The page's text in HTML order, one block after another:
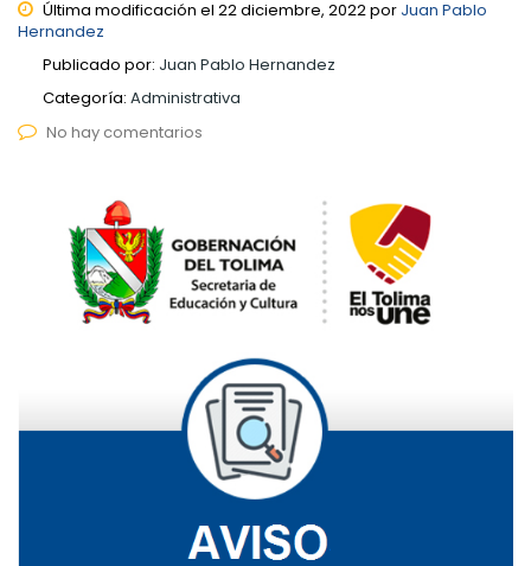
Última modificación el 22 diciembre, 2022 por Juan Pablo
Hernandez
Publicado por: Juan Pablo Hernandez
Categoría: Administrativa
No hay comentarios